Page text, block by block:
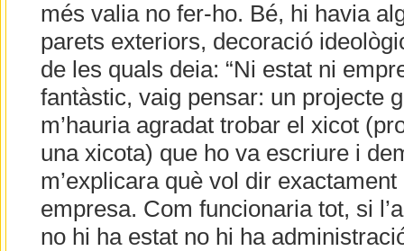
més valia no fer-ho. Bé, hi havia
parets exteriors, decoració
de les quals deia: “Ni estat ni
fantàstic, vaig pensar: un projecte
m’hauria agradat trobar el xicot
una xicota) que ho va escriure i
m’explicara què vol dir
empresa. Com funcionaria tot, si
no hi ha estat no hi ha